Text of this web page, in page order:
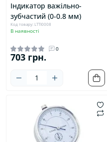
Індикатор важільно-
зубчастий (0-0.8 мм)
Код товару: LTTI0008
В наявності
0
703 грн.